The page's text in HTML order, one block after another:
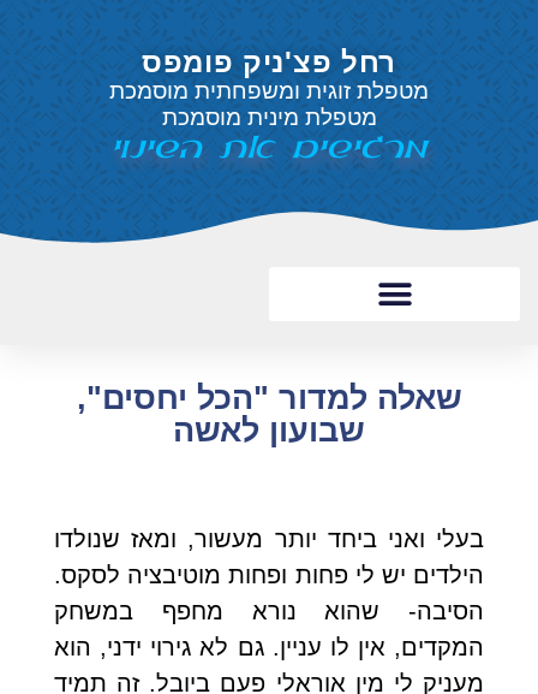
רחל פצ'ניק פומפס
מטפלת זוגית ומשפחתית מוסמכת
מטפלת מינית מוסמכת
מרגישים את השינוי
שאלה למדור "הכל יחסים",
שבועון לאשה
בעלי ואני ביחד יותר מעשור, ומאז שנולדו
הילדים יש לי פחות ופחות מוטיבציה לסקס.
הסיבה- שהוא נורא מחפף במשחק
המקדים, אין לו עניין. גם לא גירוי ידני, הוא
מעניק לי מין אוראלי פעם ביובל. זה תמיד